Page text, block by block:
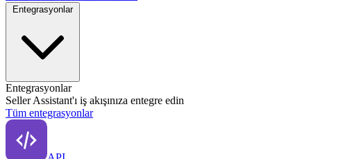
Entegrasyonlar
Entegrasyonlar
Seller Assistant'ı iş akışınıza entegre edin
Tüm entegrasyonlar